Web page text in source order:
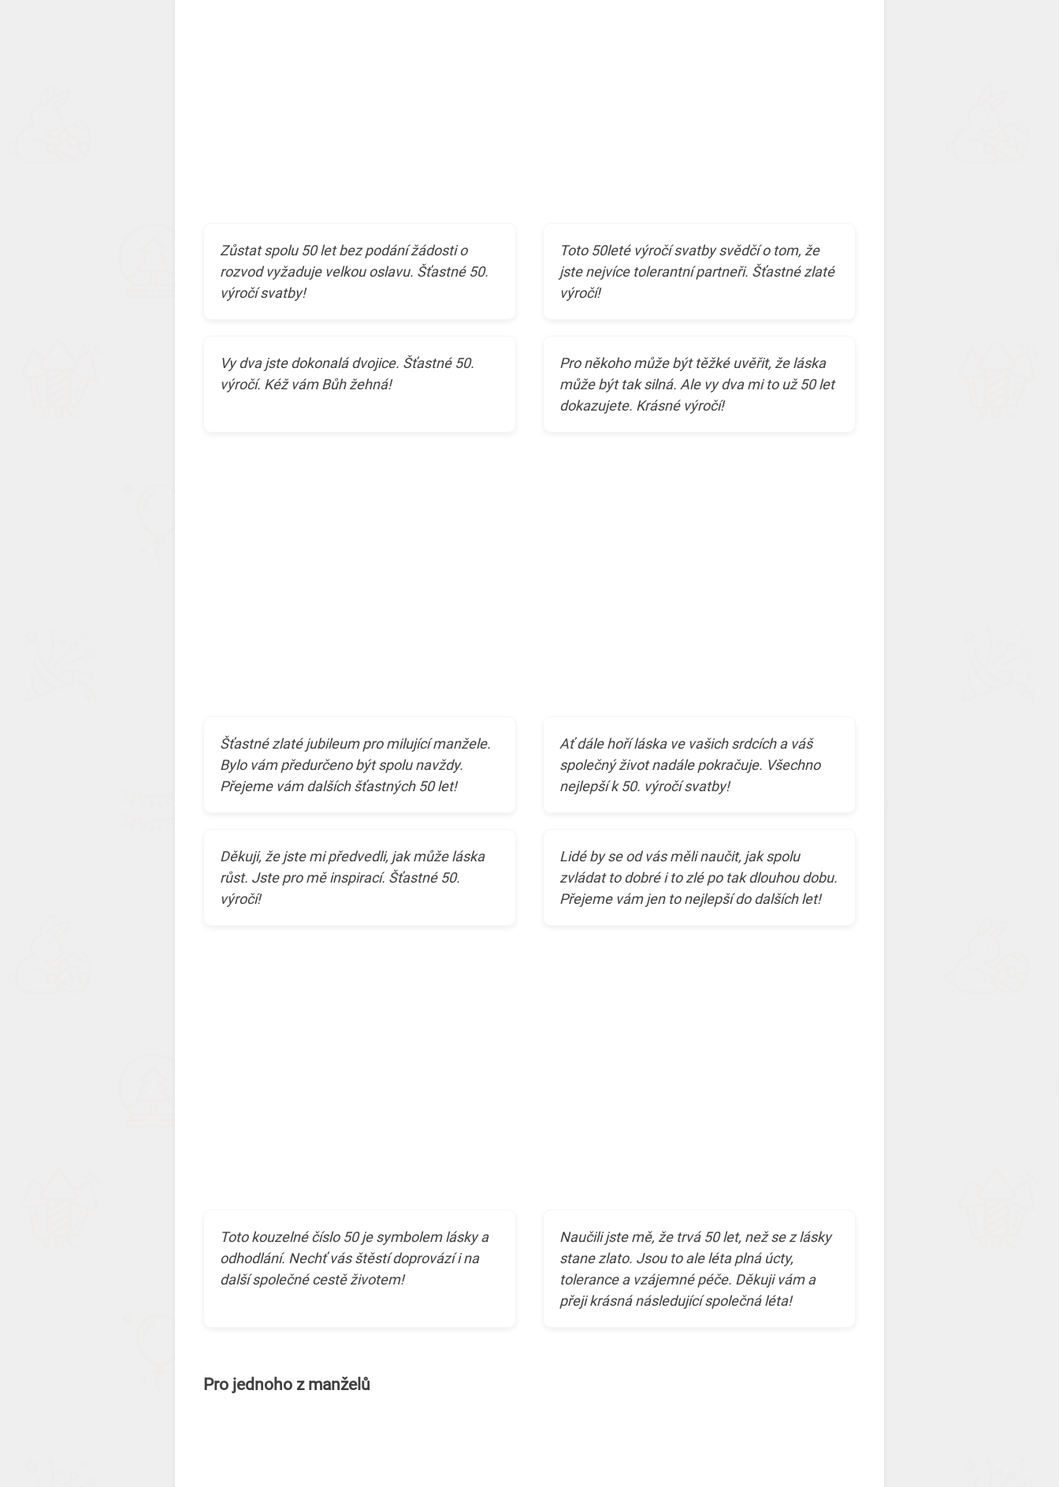
Zůstat spolu 50 let bez podání žádosti o
rozvod vyžaduje velkou oslavu. Šťastné 50.
výročí svatby!
Toto 50leté výročí svatby svědčí o tom, že
jste nejvíce tolerantní partneři. Šťastné zlaté
výročí!
Vy dva jste dokonalá dvojice. Šťastné 50.
výročí. Kéž vám Bůh žehná!
Pro někoho může být těžké uvěřit, že láska
může být tak silná. Ale vy dva mi to už 50 let
dokazujete. Krásné výročí!
Šťastné zlaté jubileum pro milující manžele.
Bylo vám předurčeno být spolu navždy.
Přejeme vám dalších šťastných 50 let!
Ať dále hoří láska ve vašich srdcích a váš
společný život nadále pokračuje. Všechno
nejlepší k 50. výročí svatby!
Děkuji, že jste mi předvedli, jak může láska
růst. Jste pro mě inspirací. Šťastné 50.
výročí!
Lidé by se od vás měli naučit, jak spolu
zvládat to dobré i to zlé po tak dlouhou dobu.
Přejeme vám jen to nejlepší do dalších let!
Toto kouzelné číslo 50 je symbolem lásky a
odhodlání. Nechť vás štěstí doprovází i na
další společné cestě životem!
Naučili jste mě, že trvá 50 let, než se z lásky
stane zlato. Jsou to ale léta plná úcty,
tolerance a vzájemné péče. Děkuji vám a
přeji krásná následující společná léta!
Pro jednoho z manželů